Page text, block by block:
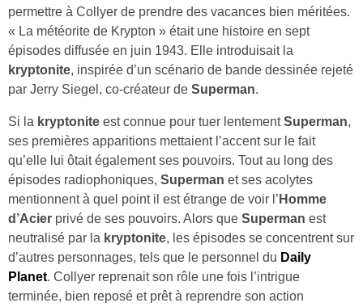
permettre à Collyer de prendre des vacances bien méritées.
« La météorite de Krypton » était une histoire en sept
épisodes diffusée en juin 1943. Elle introduisait la
kryptonite, inspirée d’un scénario de bande dessinée rejeté
par Jerry Siegel, co-créateur de Superman.
Si la kryptonite est connue pour tuer lentementSuperman,
ses premières apparitions mettaient l’accent sur le fait
qu’elle lui ôtait également ses pouvoirs. Tout au long des
épisodes radiophoniques, Superman et ses acolytes
mentionnent à quel point il est étrange de voir l’ Homme
d’Acier privé de ses pouvoirs. Alors que Superman est
neutralisé par la kryptonite, les épisodes se concentrent sur
d’autres personnages, tels que le personnel du Daily
Planet. Collyer reprenait son rôle une fois l’intrigue
terminée, bien reposé et prêt à reprendre son action